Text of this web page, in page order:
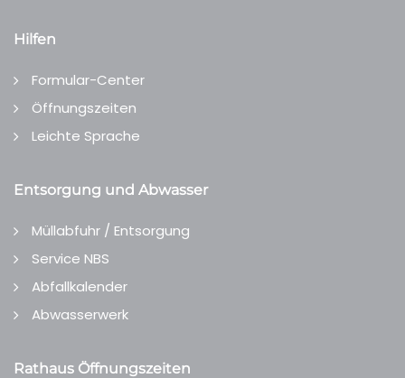
Hilfen
Formular-Center
Öffnungszeiten
Leichte Sprache
Entsorgung und Abwasser
Müllabfuhr / Entsorgung
Service NBS
Abfallkalender
Abwasserwerk
Rathaus Öffnungszeiten